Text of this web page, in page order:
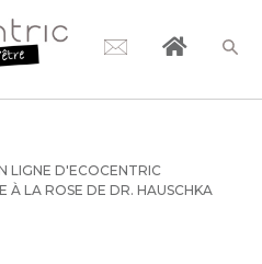
LIGNE D'ECOCENTRIC
À LA ROSE DE DR. HAUSCHKA